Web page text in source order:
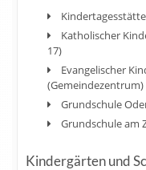
Katholischer
17)
Evangelischer
(Gemeindezentrum)
Grundschule
Grundschule am
Kindergärten und